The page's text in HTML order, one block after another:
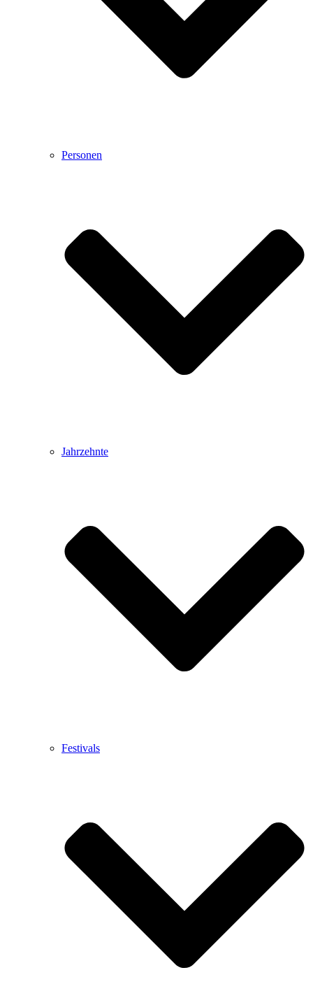
Personen
Jahrzehnte
Festivals